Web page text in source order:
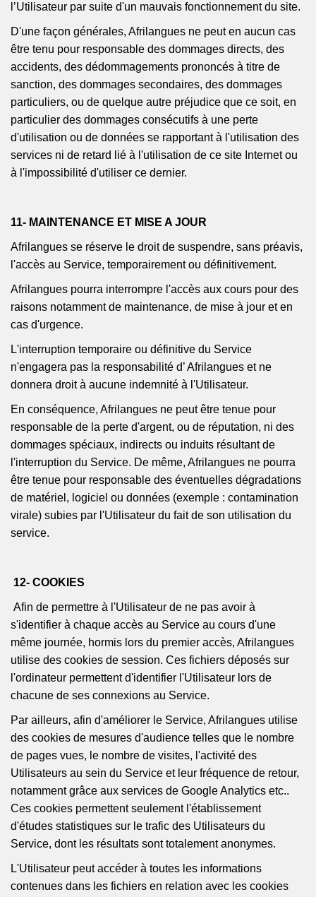
l’Utilisateur par suite d'un mauvais fonctionnement du site.
D'une façon générales, Afrilangues ne peut en aucun cas
être tenu pour responsable des dommages directs, des
accidents, des dédommagements prononcés à titre de
sanction, des dommages secondaires, des dommages
particuliers, ou de quelque autre préjudice que ce soit, en
particulier des dommages consécutifs à une perte
d'utilisation ou de données se rapportant à l'utilisation des
services ni de retard lié à l'utilisation de ce site Internet ou
à l'impossibilité d'utiliser ce dernier.
11- MAINTENANCE ET MISE A JOUR
Afrilangues se réserve le droit de suspendre, sans préavis,
l'accès au Service, temporairement ou définitivement.
Afrilangues pourra interrompre l'accès aux cours pour des
raisons notamment de maintenance, de mise à jour et en
cas d'urgence.
L'interruption temporaire ou définitive du Service
n'engagera pas la responsabilité d’Afrilangues et ne
donnera droit à aucune indemnité à l'Utilisateur.
En conséquence, Afrilangues ne peut être tenue pour
responsable de la perte d'argent, ou de réputation, ni des
dommages spéciaux, indirects ou induits résultant de
l'interruption du Service. De même, Afrilangues ne pourra
être tenue pour responsable des éventuelles dégradations
de matériel, logiciel ou données (exemple : contamination
virale) subies par l'Utilisateur du fait de son utilisation du
service.
12- COOKIES
Afin de permettre à l'Utilisateur de ne pas avoir à
s'identifier à chaque accès au Service au cours d'une
même journée, hormis lors du premier accès, Afrilangues
utilise des cookies de session. Ces fichiers déposés sur
l'ordinateur permettent d'identifier l'Utilisateur lors de
chacune de ses connexions au Service.
Par ailleurs, afin d'améliorer le Service, Afrilangues utilise
des cookies de mesures d'audience telles que le nombre
de pages vues, le nombre de visites, l'activité des
Utilisateurs au sein du Service et leur fréquence de retour,
notamment grâce aux services de GoogleAnalytics etc..
Ces cookies permettent seulement l'établissement
d'études statistiques sur le trafic des Utilisateurs du
Service, dont les résultats sont totalement anonymes.
L'Utilisateur peut accéder à toutes les informations
contenues dans les fichiers en relation avec les cookies